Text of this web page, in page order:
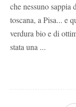
che nessuno sappia
toscana, a Pisa... e
verdura bio e di
stata una ...